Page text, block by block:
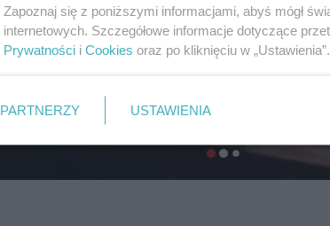
Zapoznaj się z poniższymi informacjami, abyś mógł
internetowych. Szczegółowe informacje dotyczące
Prywatności i Cookies oraz po kliknięciu w „Ustawienia”.
PARTNERZY USTAWIENIA